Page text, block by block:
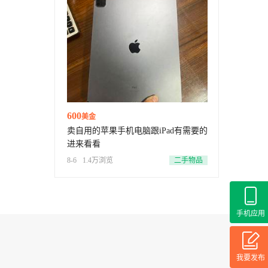
手机应用
我要发布
600美金
卖自用的苹果手机电脑跟iPad有需要的
进来看看
8-6 1.4万浏览 二手物品